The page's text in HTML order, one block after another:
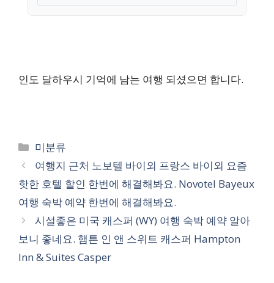
인도 달하우시 기억에 남는 여행 되셨으면 합니다.
카
테
고
리
미분류
여행지 근처 노보텔 바이외 프랑스 바이외 요즘
핫한 호텔 할인 한번에 해결해봐요. Novotel Bayeux
여행 숙박 예약 한번에 해결해봐요.
시설좋은 미국 캐스퍼 (WY) 여행 숙박 예약 알아
보니 좋네요. 햄튼 인 앤 스위트 캐스퍼 Hampton
Inn & Suites Casper